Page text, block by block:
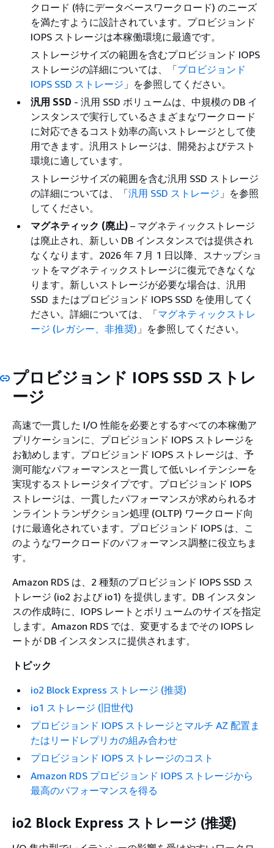
クロード (特にデータベースワークロード) のニーズ
を満たすように設計されています。プロビジョンド
IOPS ストレージは本稼働環境に最適です。
ストレージサイズの範囲を含むプロビジョンド IOPS
ストレージの詳細については、「プロビジョンド
IOPS SSD ストレージ 」を参照してください。
汎用 SSD - 汎用 SSD ボリュームは、中規模の DB イ
ンスタンスで実行しているさまざまなワークロード
に対応できるコスト効率の高いストレージとして使
用できます。汎用ストレージは、開発およびテスト
環境に適しています。
ストレージサイズの範囲を含む汎用 SSD ストレージ
の詳細については、「汎用 SSD ストレージ 」を参照
してください。
マグネティック (廃止) – マグネティックストレージ
は廃止され、新しい DB インスタンスでは提供され
なくなります。2026 年 7 月 1 日以降、スナップショ
ットをマグネティックストレージに復元できなくな
ります。新しいストレージが必要な場合は、汎用
SSD またはプロビジョンド IOPS SSD を使用してく
ださい。詳細については、「マグネティックストレ
ージ (レガシー、非推奨) 」を参照してください。
プロビジョンド IOPS SSD ストレ
ージ
高速で一貫した I/O 性能を必要とするすべての本稼働ア
プリケーションに、プロビジョンド IOPS ストレージを
お勧めします。プロビジョンド IOPS ストレージは、予
測可能なパフォーマンスと一貫して低いレイテンシーを
実現するストレージタイプです。プロビジョンド IOPS
ストレージは、一貫したパフォーマンスが求められるオ
ンライントランザクション処理 (OLTP) ワークロード向
けに最適化されています。プロビジョンド IOPS は、こ
のようなワークロードのパフォーマンス調整に役立ちま
す。
Amazon RDS は、2 種類のプロビジョンド IOPS SSD ス
トレージ (io2 および io1) を提供します。DB インスタン
スの作成時に、IOPS レートとボリュームのサイズを指定
します。Amazon RDS では、変更するまでその IOPS レ
ートが DB インスタンスに提供されます。
トピック
io2 Block Express ストレージ (推奨)
io1 ストレージ (旧世代)
プロビジョンド IOPS ストレージとマルチ AZ 配置ま
たはリードレプリカの組み合わせ
プロビジョンド IOPS ストレージのコスト
Amazon RDS プロビジョンド IOPS ストレージから
最高のパフォーマンスを得る
io2 Block Express ストレージ (推奨)